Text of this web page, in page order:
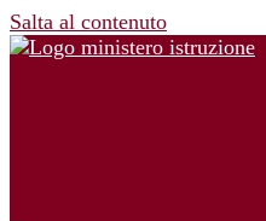
Salta al contenuto